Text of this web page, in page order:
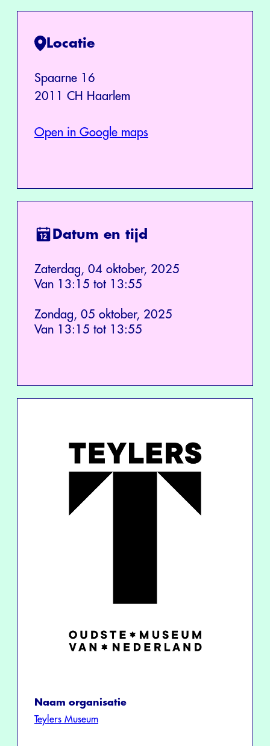
Locatie
Spaarne 16
2011 CH Haarlem
Open in Google maps
Datum en tijd
Zaterdag, 04 oktober, 2025
Van 13:15 tot 13:55
Zondag, 05 oktober, 2025
Van 13:15 tot 13:55
Naam organisatie
Teylers Museum